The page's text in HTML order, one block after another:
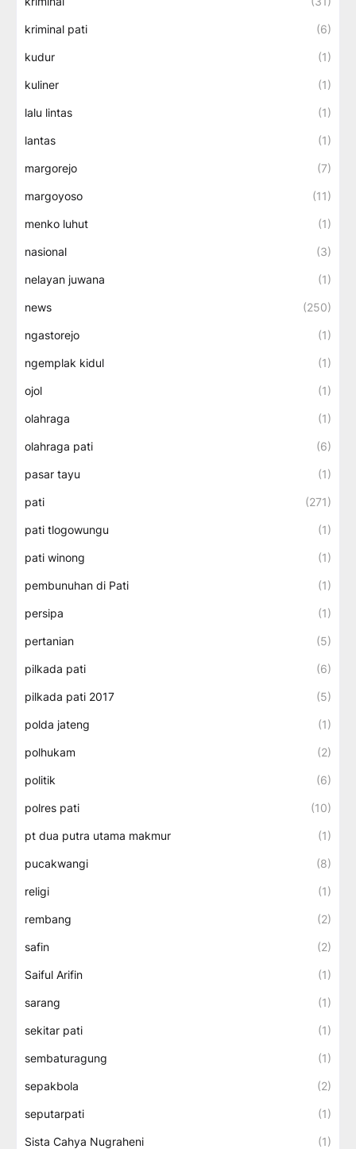
kriminal pati (6)
kudur (1)
kuliner (1)
lalu lintas (1)
lantas (1)
margorejo (7)
margoyoso (11)
menko luhut (1)
nasional (3)
nelayan juwana (1)
news (250)
ngastorejo (1)
ngemplak kidul (1)
ojol (1)
olahraga (1)
olahraga pati (6)
pasar tayu (1)
pati (271)
pati tlogowungu (1)
pati winong (1)
pembunuhan di Pati (1)
persipa (1)
pertanian (5)
pilkada pati (6)
pilkada pati 2017 (5)
polda jateng (1)
polhukam (2)
politik (6)
polres pati (10)
pt dua putra utama makmur (1)
pucakwangi (8)
religi (1)
rembang (2)
safin (2)
Saiful Arifin (1)
sarang (1)
sekitar pati (1)
sembaturagung (1)
sepakbola (2)
seputarpati (1)
Sista Cahya Nugraheni (1)